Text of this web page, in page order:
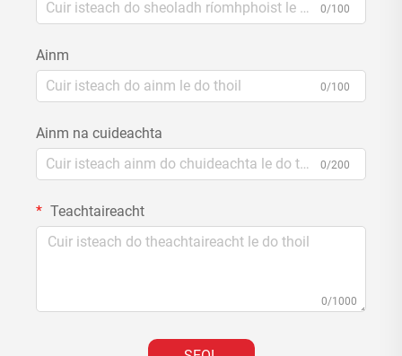
0/100
Ainm
0/100
Ainm na cuideachta
0/200
Teachtaireacht
0/1000